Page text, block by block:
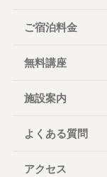
ご宿泊料金
無料講座
施設案内
よくある質問
アクセス